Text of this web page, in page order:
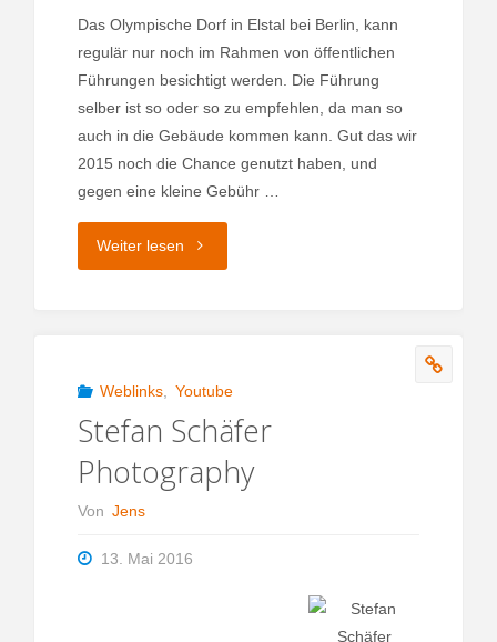
Das Olympische Dorf in Elstal bei Berlin, kann
regulär nur noch im Rahmen von öffentlichen
Führungen besichtigt werden. Die Führung
selber ist so oder so zu empfehlen, da man so
auch in die Gebäude kommen kann. Gut das wir
2015 noch die Chance genutzt haben, und
gegen eine kleine Gebühr …
Weiter lesen"Olympisches
Weblinks, Youtube
Stefan Schäfer
Photography
Von Jens
13. Mai 2016